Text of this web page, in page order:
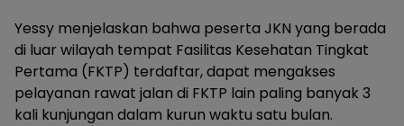
Yessy menjelaskan bahwa peserta JKN yang berada
di luar wilayah tempat Fasilitas Kesehatan Tingkat
Pertama (FKTP) terdaftar, dapat mengakses
pelayanan rawat jalan di FKTP lain paling banyak 3
kali kunjungan dalam kurun waktu satu bulan.